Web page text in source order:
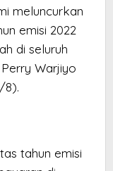
meluncurkan
emisi 2022
di seluruh
Warjiyo
8).
tahun emisi